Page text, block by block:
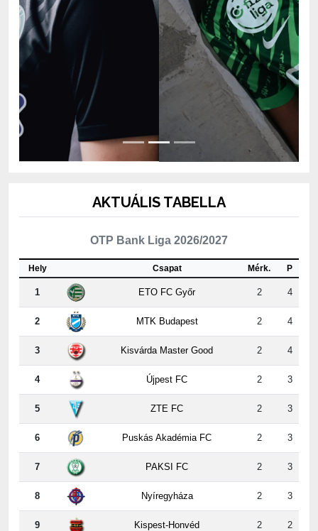
OTP Bank Liga 2026/2027
Csapat
1 ETO FC Győr 2 4
2 MTK Budapest 2 4
3 Kisvárda Master Good 2 4
4 Újpest FC 2 3
5 ZTE FC 2 3
6 Puskás Akadémia FC 2 3
7 PAKSI FC 2 3
8 Nyíregyháza 2 3
9 Kispest-Honvéd 2 2
10 Vasas 2 2